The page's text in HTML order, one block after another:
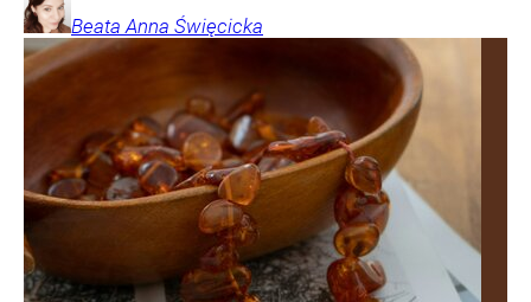
Beata Anna Święcicka